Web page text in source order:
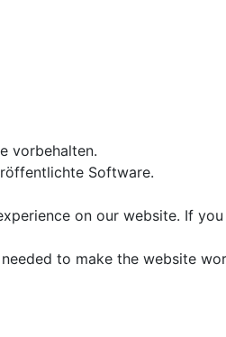
vorbehalten.
Software.
on our website. If
to make the website